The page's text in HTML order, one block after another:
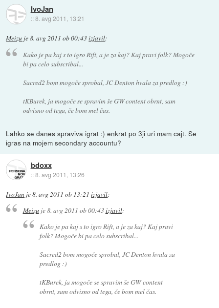
IvoJan
::8. avg 2011, 13:21
Meizu je8. avg 2011 ob 00:43izjavil:
Kako je pa kaj s to igro Rift, a je za kaj? Kaj pravi folk? Mogoče
bi pa celo subscribal...
Sacred2 bom mogoče sprobal, JC Denton hvala za predlog :)
tKBurek, ja mogoče se spravim še GW content obrnt, sam
odvisno od tega, če bom mel čas.
Lahko se danes spraviva igrat :) enkrat po 3ji uri mam cajt. Se
igras na mojem secondary accountu?
bdoxx
::8. avg 2011, 13:26
IvoJan je8. avg 2011 ob 13:21 izjavil:
Meizuje8. avg 2011 ob 00:43izjavil:
Kako je pa kaj s to igro Rift, a je za kaj? Kaj pravi
folk? Mogoče bi pa celo subscribal...
Sacred2 bom mogoče sprobal, JC Denton hvala za
predlog :)
tKBurek, ja mogoče se spravim še GW content
obrnt, sam odvisno od tega, če bom mel čas.